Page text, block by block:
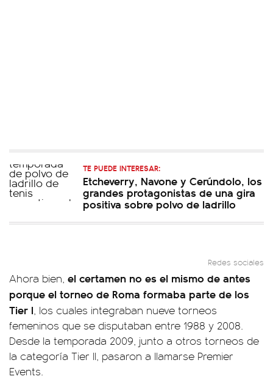
TE PUEDE INTERESAR:
Etcheverry, Navone y Cerúndolo, los
grandes protagonistas de una gira
positiva sobre polvo de ladrillo
Redes sociales
Ahora bien, el certamen no es el mismo de antes
porque el torneo de Roma formaba parte de los
Tier I, los cuales integraban nueve torneos
femeninos que se disputaban entre 1988 y 2008.
Desde la temporada 2009, junto a otros torneos de
la categoría Tier II, pasaron a llamarse Premier
Events.